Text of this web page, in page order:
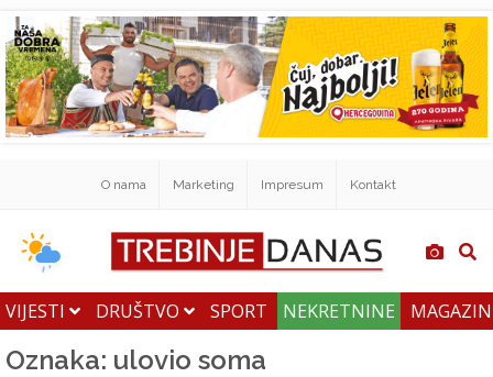
O nama Marketing Impresum Kontakt
VIJESTI DRUŠTVO SPORT NEKRETNINE
Oznaka: ulovio soma